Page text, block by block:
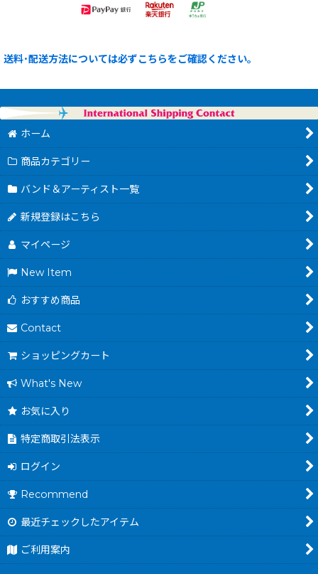
送料･配送方法については必ずこちらをご確認ください。
ホーム
商品カテゴリー
バンド＆アーティスト一覧
新規登録はこちら
マイページ
New Item
おすすめ商品
Contact
ショッピングカート
What's New
お気に入り
特定商取引法表示
ログイン
Recommend
最近チェックしたアイテム
ご利用案内